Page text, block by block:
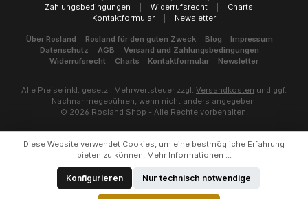
Zahlungsbedingungen
Widerrufsrecht Charts
Kontaktformular
Newsletter
Über Rosland Rosland für den guten Zweck Blog
Impressum
Datenschutz
AGB
Versand und Zahlungsbedingungen
Widerrufsrecht
Charts Kontaktformular Newsletter
Alle Preise inkl. gesetzl. Mehrwertsteuer zzgl. Versandkosten und ggf.
Nachnahmegebühren, wenn nicht anders angegeben.
© 2026 Rosland Shop - Alle Rechte vorbehalten.
Diese Website verwendet Cookies, um eine bestmögliche Erfahrung
bieten zu können. Mehr Informationen ...
Nur technisch notwendige
Konfigurieren